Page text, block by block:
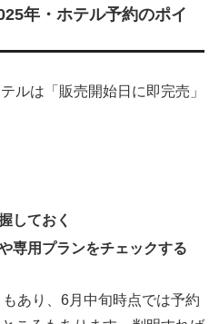
年・ホテル予約のポイ
ルは「販売開始日に即完売」
しておく
専用プランをチェックする
あり、6月中旬時点では予約